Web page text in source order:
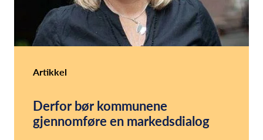
Artikkel
Derfor bør kommunene
gjennomføre en markedsdialog